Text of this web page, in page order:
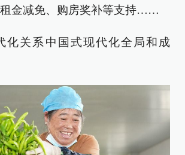
金减免、购房奖补等支持……
化关系中国式现代化全局和成